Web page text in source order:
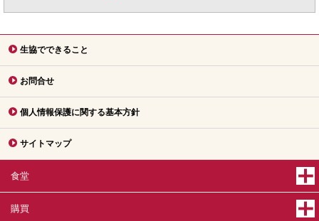
生協でできること
お問合せ
個人情報保護に関する基本方針
サイトマップ
食堂
購買